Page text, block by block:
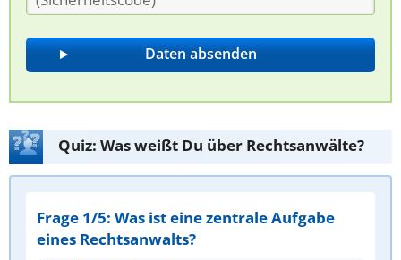
Quiz: Was weißt Du über Rechtsanwälte?
Frage 1/5: Was ist eine zentrale Aufgabe
eines Rechtsanwalts?